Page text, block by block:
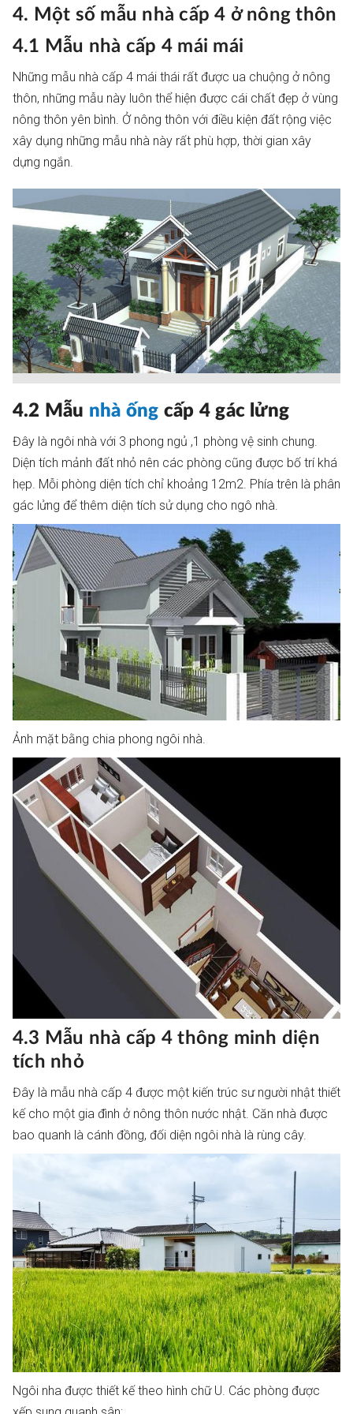
4. Một số mẫu nhà cấp 4 ở nông thôn
4.1 Mẫu nhà cấp 4 mái mái
Những mẫu nhà cấp 4 mái thái rất được ua chuộng ở nông
thôn, những mẫu này luôn thể hiện được cái chất đẹp ở vùng
nông thôn yên bình. Ở nông thôn với điều kiện đất rộng việc
xây dụng những mẫu nhà này rất phù hợp, thời gian xây
dựng ngắn.
4.2 Mẫu nhà ống cấp 4 gác lửng
Đây là ngôi nhà với 3 phong ngủ ,1 phòng vệ sinh chung.
Diện tích mảnh đất nhỏ nên các phòng cũng được bố trí khá
hẹp. Mỗi phòng diện tích chỉ khoảng 12m2. Phía trên là phân
gác lửng để thêm diện tích sử dụng cho ngô nhà.
Ảnh mặt bằng chia phong ngôi nhà.
4.3 Mẫu nhà cấp 4 thông minh diện
tích nhỏ
Đây là mẫu nhà cấp 4 được một kiến trúc sư người nhật thiết
kế cho một gia đình ở nông thôn nước nhật. Căn nhà được
bao quanh là cánh đồng, đối diện ngôi nhà là rùng cây.
Ngôi nha được thiết kế theo hình chữ U. Các phòng được